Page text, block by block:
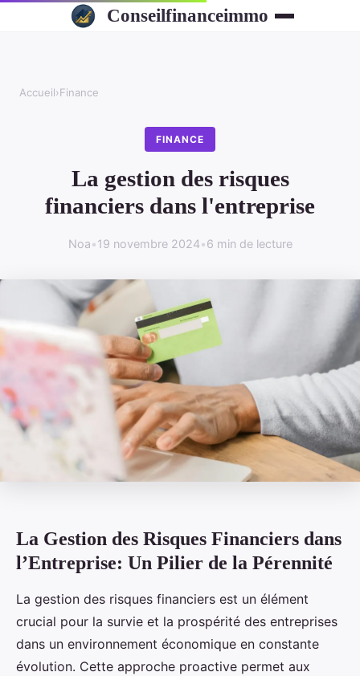
Conseilfinanceimmo
Accueil›Finance
FINANCE
La gestion des risques
financiers dans l'entreprise
Noa•19 novembre 2024•6 min de lecture
La Gestion des Risques Financiers dans
l’Entreprise: Un Pilier de la Pérennité
La gestion des risques financiers est un élément
crucial pour la survie et la prospérité des entreprises
dans un environnement économique en constante
évolution. Cette approche proactive permet aux